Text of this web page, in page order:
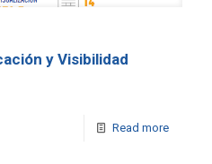
y Visibilidad
Read more